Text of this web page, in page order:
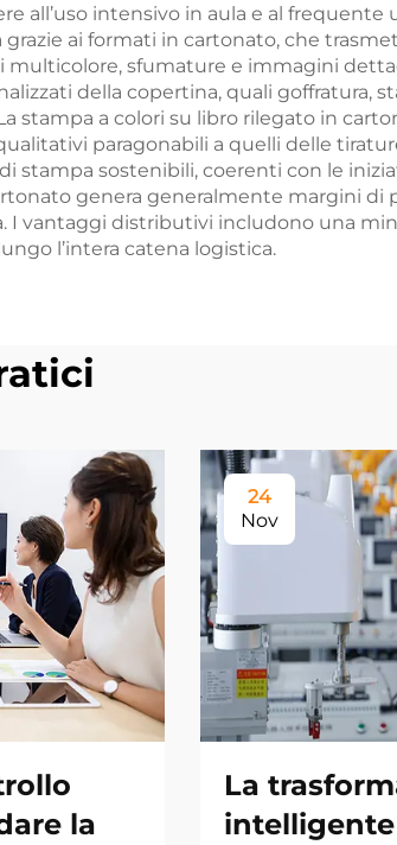
all’uso intensivo in aula e al frequente
ai formati in cartonato, che
sfumature e immagini
della copertina, quali goffratura,
stampa a colori su libro rilegato in
paragonabili a quelli delle
stampa sostenibili, coerenti con le
genera generalmente margini di
I vantaggi distributivi includono una
l’intera catena logistica.
la
24
Nov
La